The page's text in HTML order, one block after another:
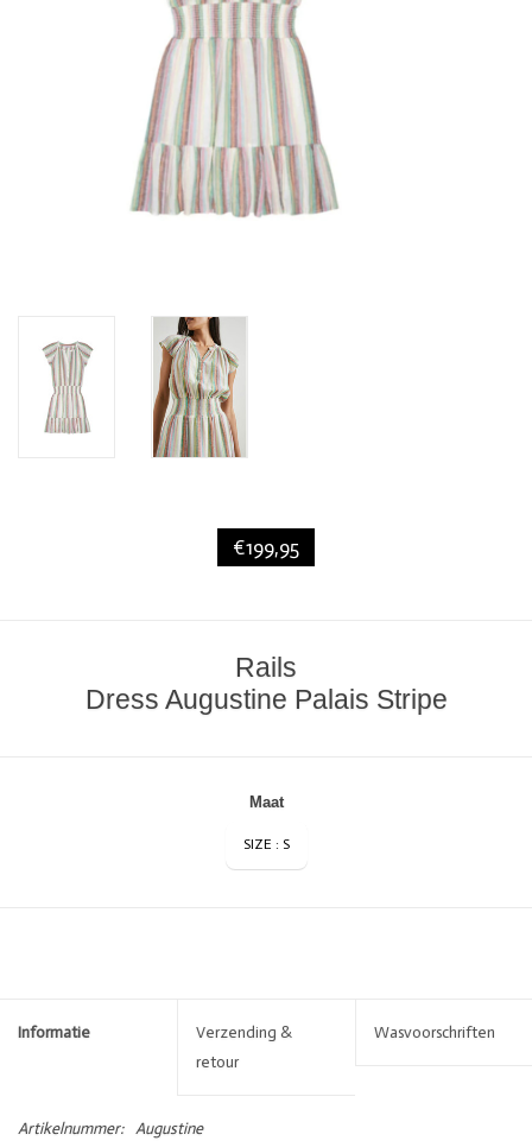
€199,95
Rails
Dress Augustine Palais Stripe
Maat
SIZE : S
Informatie
Verzending &
retour
Wasvoorschriften
Artikelnummer: Augustine